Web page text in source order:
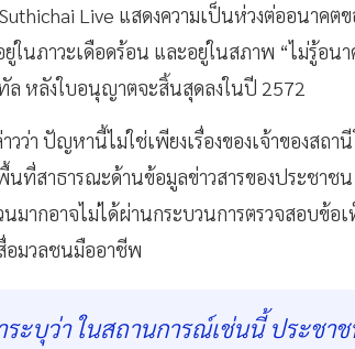
Live แสดงความเป็นห่วงต่ออนาค
ในภาวะเดือดร้อน และอยู่ในสภาพ “ไม่รู้อนา
ล หลังใบอนุญาตจะสิ้นสุดลงในปี 2572
วว่า ปัญหานี้ไม่ใช่เพียงเรื่องของเจ้าของสถ
นที่สาธารณะด้านข้อมูลข่าวสารของประชาช
นมากอาจไม่ได้ผ่านกระบวนการตรวจสอบข้อ
อมวลชนมืออาชีพ
ระบุว่า ในสถานการณ์เช่นนี้ ประชา